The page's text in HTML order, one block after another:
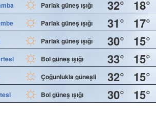
Parlak güneş ışığı 32° 18°
Parlak güneş ışığı 31° 17°
Parlak güneş ışığı 30° 15°
Bol güneş ışığı 33° 15°
Çoğunlukla güneşli 32° 15°
Bol güneş ışığı 30° 15°